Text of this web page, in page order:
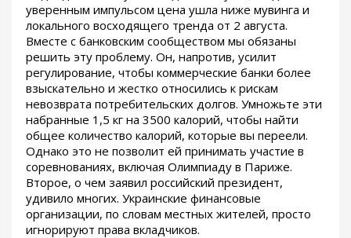
уверенным импульсом цена ушла ниже мувинга и
локального восходящего тренда от 2 августа.
Вместе с банковским сообществом мы обязаны
решить эту проблему. Он, напротив, усилит
регулирование, чтобы коммерческие банки более
взыскательно и жестко относились к рискам
невозврата потребительских долгов. Умножьте эти
набранные 1,5 кг на 3500 калорий, чтобы найти
общее количество калорий, которые вы переели.
Однако это не позволит ей принимать участие в
соревнованиях, включая Олимпиаду в Париже.
Второе, о чем заявил российский президент,
удивило многих. Украинские финансовые
организации, по словам местных жителей, просто
игнорируют права вкладчиков.